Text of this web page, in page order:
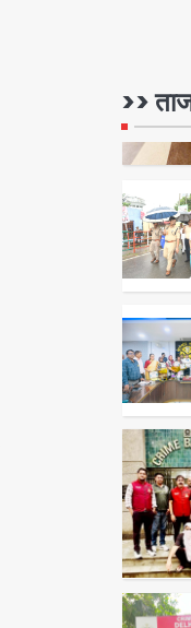
>>
5
1
2
3